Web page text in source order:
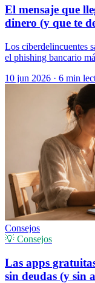
El mensaje que
dinero (y que te
Los ciberdelincuentes
el phishing bancario
10 jun 2026 · 6 min
Consejos
💡 Consejos
Las apps
sin deudas (y sin